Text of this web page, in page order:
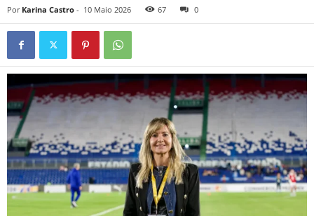
Por Karina Castro - 10 Maio 2026 67 0